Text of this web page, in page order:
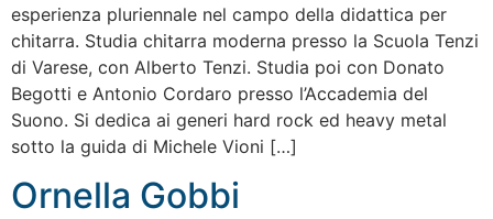
esperienza pluriennale nel campo della didattica per
chitarra. Studia chitarra moderna presso la Scuola Tenzi
di Varese, con Alberto Tenzi. Studia poi con Donato
Begotti e Antonio Cordaro presso l’Accademia del
Suono. Si dedica ai generi hard rock ed heavy metal
sotto la guida di Michele Vioni […]
Ornella Gobbi